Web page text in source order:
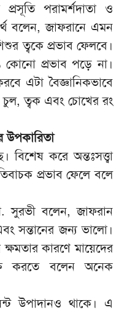
পরামর্শদাতা ও
বলেন, জাফরানে এমন
ত্বকে প্রভাব ফেলবে।
কোনো প্রভাব পড়ে না।
এটা বৈজ্ঞানিকভাবে
চুল, ত্বক এবং চোখের রং
উপকারিতা
বিশেষ করে অন্তঃসত্ত্বা
প্রভাব ফেলে বলে
সুরভী বলেন, জাফরান
সন্তানের জন্য ভালো।
কারণে মায়েদের
করতে বলেন অনেক
উপাদানও থাকে। এ